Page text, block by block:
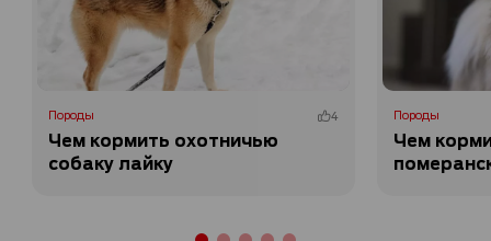
Породы 4
Чем кормить охотничью
собаку лайку
Породы
Чем